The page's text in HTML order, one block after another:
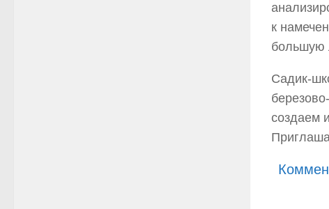
к
большую
Садик-
создаем